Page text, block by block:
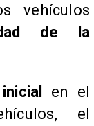
vehículos
de la
en el
el